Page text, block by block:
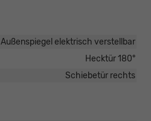
Außenspiegel elektrisch verstellbar
Hecktür 180°
Schiebetür rechts